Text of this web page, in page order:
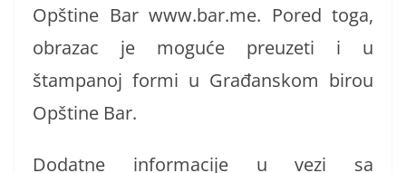
Opštine Bar www.bar.me. Pored toga,
obrazac je moguće preuzeti i u
štampanoj formi u Građanskom birou
Opštine Bar.
Dodatne informacije u vezi sa